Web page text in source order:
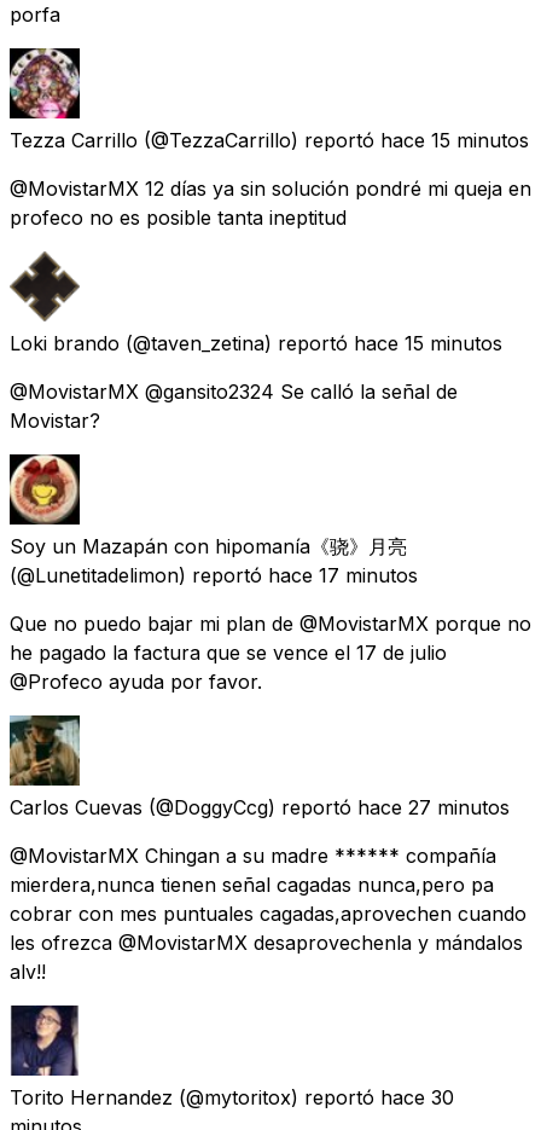
porfa
Tezza Carrillo (@TezzaCarrillo) reportó hace 15 minutos
@MovistarMX 12 días ya sin solución pondré mi queja en
profeco no es posible tanta ineptitud
Loki brando (@taven_zetina) reportó hace 15 minutos
@MovistarMX @gansito2324 Se calló la señal de
Movistar?
Soy un Mazapán con hipomanía《骁》月亮
(@Lunetitadelimon) reportó hace 17 minutos
Que no puedo bajar mi plan de @MovistarMX porque no
he pagado la factura que se vence el 17 de julio
@Profeco ayuda por favor.
Carlos Cuevas (@DoggyCcg) reportó hace 27 minutos
@MovistarMX Chingan a su madre ****** compañía
mierdera,nunca tienen señal cagadas nunca,pero pa
cobrar con mes puntuales cagadas,aprovechen cuando
les ofrezca @MovistarMX desaprovechenla y mándalos
alv!!
Torito Hernandez (@mytoritox) reportó hace 30